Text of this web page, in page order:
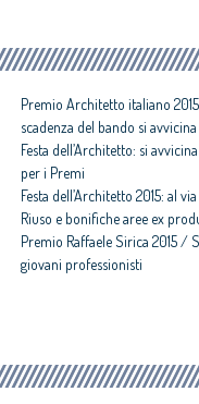
Premio Architetto italiano
scadenza del bando si avvicina
Festa dell’Architetto: si
per i Premi
Festa dell’Architetto 2015: al
Riuso e bonifiche aree ex
Premio Raffaele Sirica 2015 /
giovani professionisti